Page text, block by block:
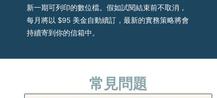
新一期可列印的數位檔。假如試閱結束前不取消，
每月將以 $95 美金自動續訂，最新的實務策略將會
持續寄到你的信箱中。
常見問題